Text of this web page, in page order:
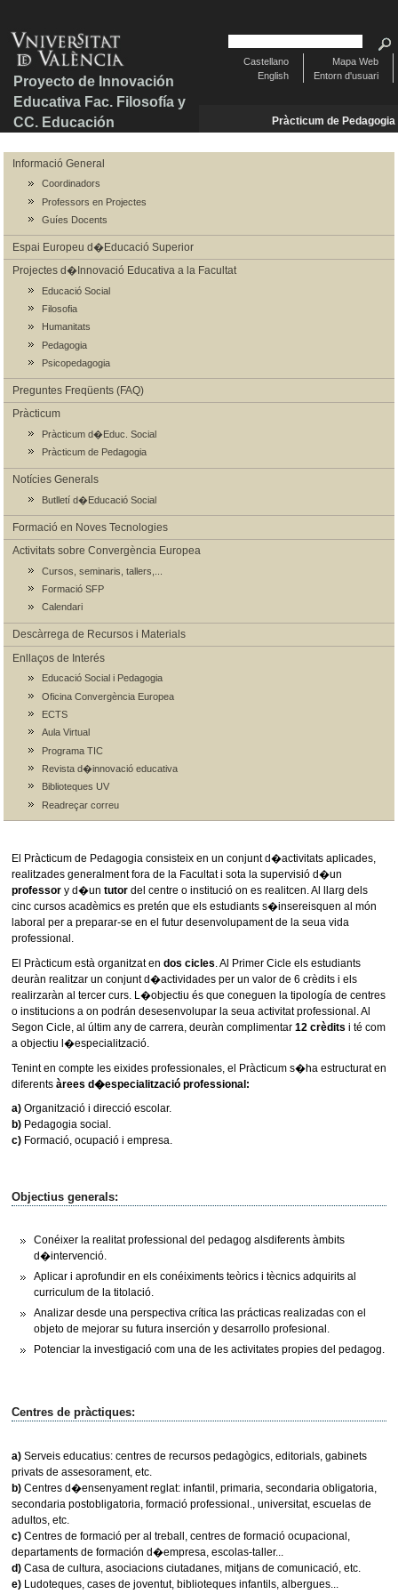
Proyecto de Innovación
Educativa Fac. Filosofía y
CC. Educación
Mapa Web
Entorn d'usuari
Castellano
English
Pràcticum de Pedagogia
Informació General
Coordinadors
Professors en Projectes
Guíes Docents
Espai Europeu d�Educació Superior
Projectes d�Innovació Educativa a la Facultat
Educació Social
Filosofia
Humanitats
Pedagogia
Psicopedagogia
Preguntes Freqüents (FAQ)
Pràcticum
Pràcticum d�Educ. Social
Pràcticum de Pedagogia
Notícies Generals
Butlletí d�Educació Social
Formació en Noves Tecnologies
Activitats sobre Convergència Europea
Cursos, seminaris, tallers,...
Formació SFP
Calendari
Descàrrega de Recursos i Materials
Enllaços de Interés
Educació Social i Pedagogia
Oficina Convergència Europea
ECTS
Aula Virtual
Programa TIC
Revista d�innovació educativa
Biblioteques UV
Readreçar correu
El Pràcticum de Pedagogia consisteix en un conjunt d�activitats aplicades,
realitzades generalment fora de la Facultat i sota la supervisió d�un
professory d�un tutordel centre o institució on es realitcen. Al llarg dels
cinc cursos acadèmics es pretén que els estudiants s�insereisquen al món
laboral per a preparar-se en el futur desenvolupament de la seua vida
professional.
El Pràcticum està organitzat en dos cicles. Al Primer Cicle els estudiants
deuràn realitzar un conjunt d�actividades per un valor de 6 crèdits i els
realirzaràn al tercer curs. L�objectiu és que coneguen la tipología de centres
o institucions a on podrán desesenvolupar la seua activitat professional. Al
Segon Cicle, al últim any de carrera, deuràn complimentar 12 crèdits i té com
a objectiu l�especialització.
Tenint en compte les eixides professionales, el Pràcticum s�ha estructurat en
diferents àrees d�especialització professional:
a)Organització i direcció escolar.
b)Pedagogia social.
c)Formació, ocupació i empresa.
Objectius generals:
Conéixer la realitat professional del pedagog alsdiferents àmbits
d�intervenció.
Aplicar i aprofundir en els conéiximents teòrics i tècnics adquirits al
curriculum de la titolació.
Analizar desde una perspectiva crítica las prácticas realizadas con el
objeto de mejorar su futura inserción y desarrollo profesional.
Potenciar la investigació com una de les activitates propies del pedagog.
Centres de pràctiques:
a)Serveis educatius: centres de recursos pedagògics, editorials, gabinets
privats de assesorament, etc.
b)Centres d�ensenyament reglat: infantil, primaria, secondaria obligatoria,
secondaria postobligatoria, formació professional., universitat, escuelas de
adultos, etc.
c)Centres de formació per al treball, centres de formació ocupacional,
departaments de formación d�empresa, escolas-taller...
d)Casa de cultura, asociacions ciutadanes, mitjans de comunicació, etc.
e)Ludoteques, cases de joventut, biblioteques infantils, albergues...